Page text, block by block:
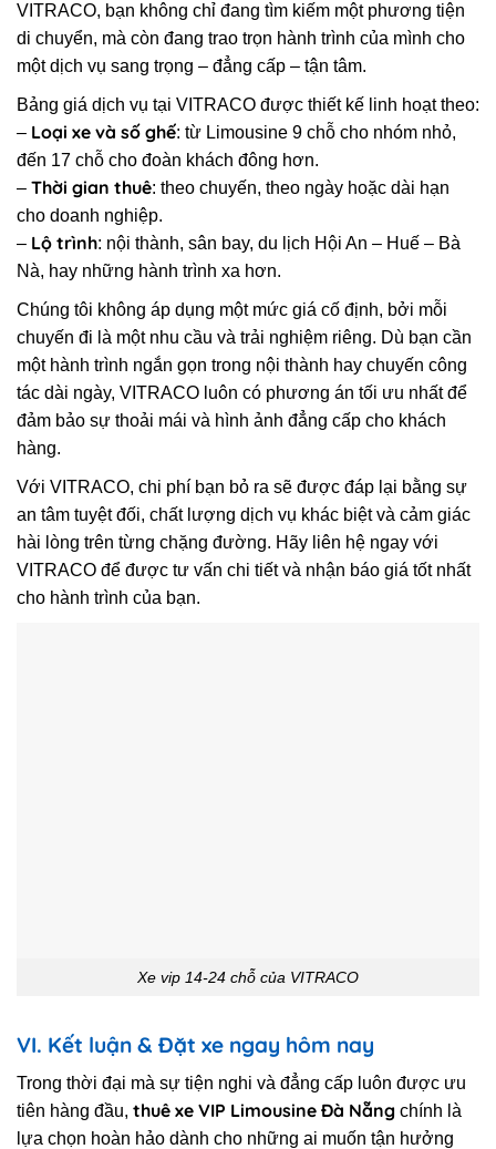
VITRACO, bạn không chỉ đang tìm kiếm một phương tiện
di chuyển, mà còn đang trao trọn hành trình của mình cho
một dịch vụ sang trọng – đẳng cấp – tận tâm.
Bảng giá dịch vụ tại VITRACO được thiết kế linh hoạt theo:
– Loại xe và số ghế: từ Limousine 9 chỗ cho nhóm nhỏ,
đến 17 chỗ cho đoàn khách đông hơn.
– Thời gian thuê: theo chuyến, theo ngày hoặc dài hạn
cho doanh nghiệp.
– Lộ trình: nội thành, sân bay, du lịch Hội An – Huế – Bà
Nà, hay những hành trình xa hơn.
Chúng tôi không áp dụng một mức giá cố định, bởi mỗi
chuyến đi là một nhu cầu và trải nghiệm riêng. Dù bạn cần
một hành trình ngắn gọn trong nội thành hay chuyến công
tác dài ngày, VITRACO luôn có phương án tối ưu nhất để
đảm bảo sự thoải mái và hình ảnh đẳng cấp cho khách
hàng.
Với VITRACO, chi phí bạn bỏ ra sẽ được đáp lại bằng sự
an tâm tuyệt đối, chất lượng dịch vụ khác biệt và cảm giác
hài lòng trên từng chặng đường. Hãy liên hệ ngay với
VITRACO để được tư vấn chi tiết và nhận báo giá tốt nhất
cho hành trình của bạn.
Xe vip 14-24 chỗ của VITRACO
VI. Kết luận & Đặt xe ngay hôm nay
Trong thời đại mà sự tiện nghi và đẳng cấp luôn được ưu
tiên hàng đầu, thuê xe VIP Limousine Đà Nẵng chính là
lựa chọn hoàn hảo dành cho những ai muốn tận hưởng